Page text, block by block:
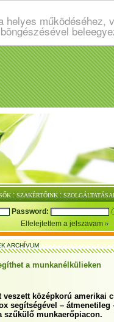
helyes
: SZAKÉRTŐINK :
Password:
Elfelejtettem a jelszavam
ARCHÍVUM
a munkanélkülieken
veszett középkorú amerikai
segítségével –
szűkülő munkaerőpiacon.